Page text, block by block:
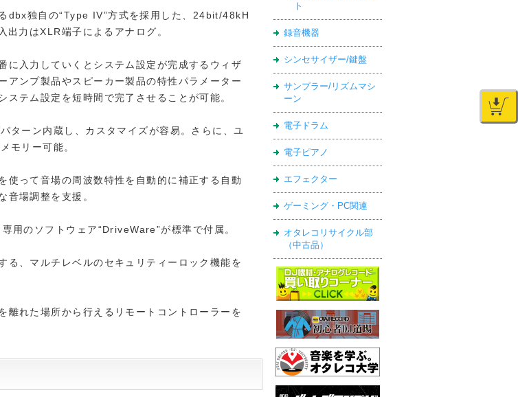
ト
録音機器
シンセサイザー/鍵盤
サンプラー/リズムマシ
ーン
電子ドラム
電子ピアノ
エフェクター
ゲーミング・PC関連
オタレコリサイクル部
（中古品）
dbx独自の“Type IV”方式を採用した、24bit/48kH
出力はXLR端子によるアナログ。
に入力していくとシステム設定が完成するウィザ
アンプ製品やスピーカー製品の特性パラメーター
ステム設定を短時間で完了させることが可能。
ターン内蔵し、カスタマイズが容易。さらに、ユ
モリー可能。
使って音場の周波数特性を自動的に補正する自動
音場調整を支援。
用のソフトウェア“DriveWare”が標準で付属。
る、マルチレベルのセキュリティーロック機能を
離れた場所から行えるリモートコントローラーを